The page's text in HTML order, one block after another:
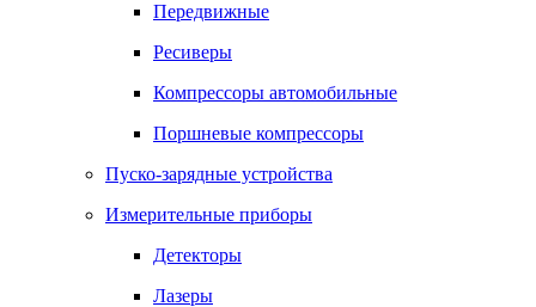
Передвижные
Ресиверы
Компрессоры автомобильные
Поршневые компрессоры
Пуско-зарядные устройства
Измерительные приборы
Детекторы
Лазеры